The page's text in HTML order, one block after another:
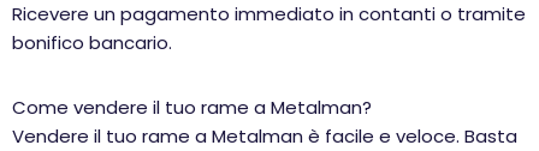
Ricevere un pagamento immediato in contanti o tramite
bonifico bancario.
Come vendere il tuo rame a Metalman?
Vendere il tuo rame a Metalman è facile e veloce. Basta